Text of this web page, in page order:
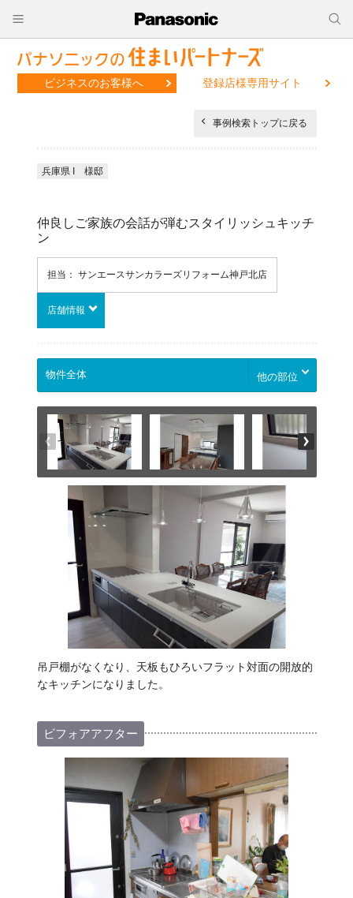
ビジネスのお客様へ 登録店様専用サイト
事例検索トップに戻る
兵庫県 I 様邸
仲良しご家族の会話が弾むスタイリッシュキッチ
ン
担当： サンエースサンカラーズリフォーム神戸北店
店舗情報
他の部位
吊戸棚がなくなり、天板もひろいフラット対面の開放的
なキッチンになりました。
ビフォアアフター